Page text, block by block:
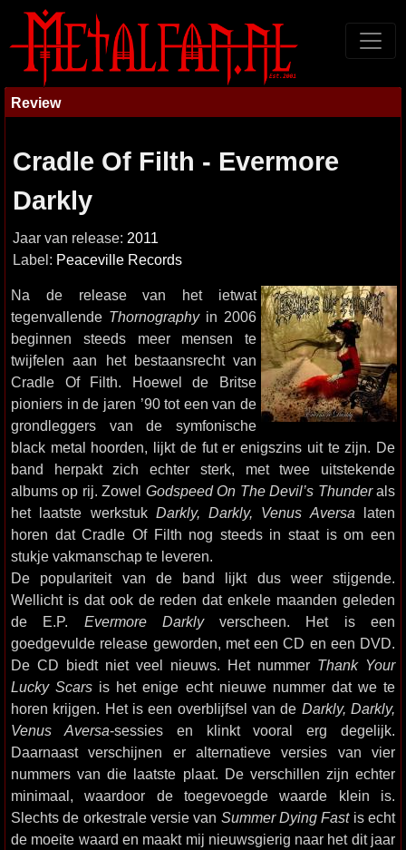
Review
Cradle Of Filth - Evermore
Darkly
Jaar van release: 2011
Label: Peaceville Records
Na de release van het ietwat
tegenvallende Thornographyin 2006
beginnen steeds meer mensen te
twijfelen aan het bestaansrecht van
Cradle Of Filth. Hoewel de Britse
pioniers in de jaren ’90 tot een van de
grondleggers van de symfonische
black metal hoorden, lijkt de fut er enigszins uit te zijn. De
band herpakt zich echter sterk, met twee uitstekende
albums op rij. Zowel Godspeed On The Devil’s Thunderals
het laatste werkstuk Darkly, Darkly, Venus Aversa laten
horen dat Cradle Of Filth nog steeds in staat is om een
stukje vakmanschap te leveren.
De populariteit van de band lijkt dus weer stijgende.
Wellicht is dat ook de reden dat enkele maanden geleden
de E.P. Evermore Darklyverscheen. Het is een
goedgevulde release geworden, met een CD en een DVD.
De CD biedt niet veel nieuws. Het nummer Thank Your
Lucky Scars is het enige echt nieuwe nummer dat we te
horen krijgen. Het is een overblijfsel van de Darkly, Darkly,
Venus Aversa-sessies en klinkt vooral erg degelijk.
Daarnaast verschijnen er alternatieve versies van vier
nummers van die laatste plaat. De verschillen zijn echter
minimaal, waardoor de toegevoegde waarde klein is.
Slechts de orkestrale versie van Summer Dying Fastis echt
de moeite waard en maakt mij nieuwsgierig naar het dit jaar